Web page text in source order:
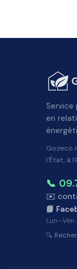
en
Gozeco
l'État, à
📞
✉️
📘
🔍